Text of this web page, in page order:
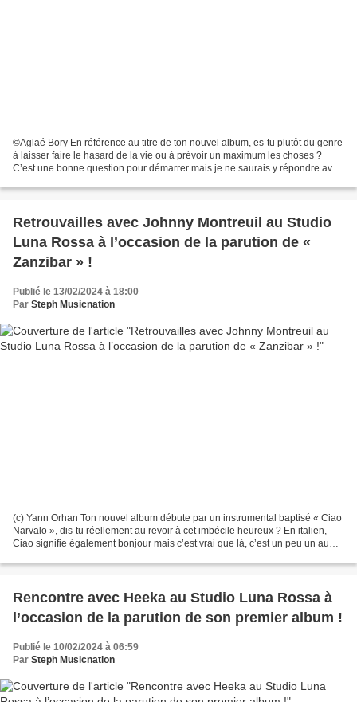
©Aglaé Bory En référence au titre de ton nouvel album, es-tu plutôt du genre
à laisser faire le hasard de la vie ou à prévoir un maximum les choses ?
C’est une bonne question pour démarrer mais je ne saurais y répondre avec
Retrouvailles avec Johnny Montreuil au Studio
Luna Rossa à l’occasion de la parution de «
Zanzibar » !
Publié le 13/02/2024 à 18:00
Par Steph Musicnation
(c) Yann Orhan Ton nouvel album débute par un instrumental baptisé « Ciao
Narvalo », dis-tu réellement au revoir à cet imbécile heureux ? En italien,
Ciao signifie également bonjour mais c’est vrai que là, c’est un peu un au
Rencontre avec Heeka au Studio Luna Rossa à
l’occasion de la parution de son premier album !
Publié le 10/02/2024 à 06:59
Par Steph Musicnation